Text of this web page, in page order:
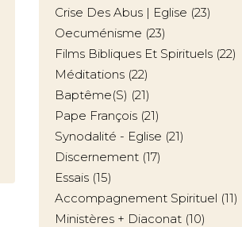
Crise Des Abus | Eglise (23)
Oecuménisme (23)
Films Bibliques Et Spirituels (22)
Méditations (22)
Baptême(s) (21)
Pape François (21)
Synodalité - Eglise (21)
Discernement (17)
Essais (15)
Accompagnement Spirituel (11)
Ministères + Diaconat (10)